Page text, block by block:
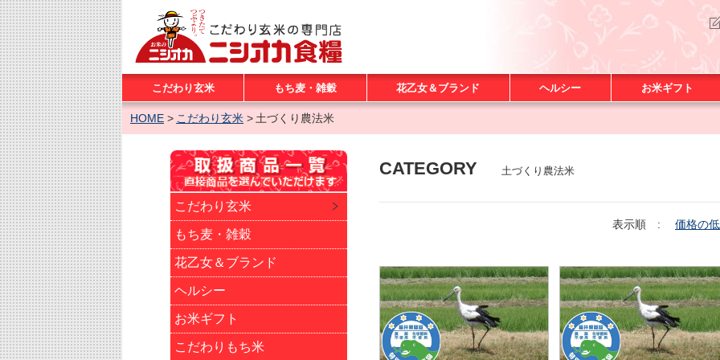
こだわり玄米 もち麦・雑穀 花乙女＆ブランド ヘルシー お米ギフト
HOME こだわり玄米 土づくり農法米
CATEGORY 土づくり農法米
表示順 : 価格の
こだわり玄米
もち麦・雑穀
花乙女＆ブランド
ヘルシー
お米ギフト
こだわりもち米